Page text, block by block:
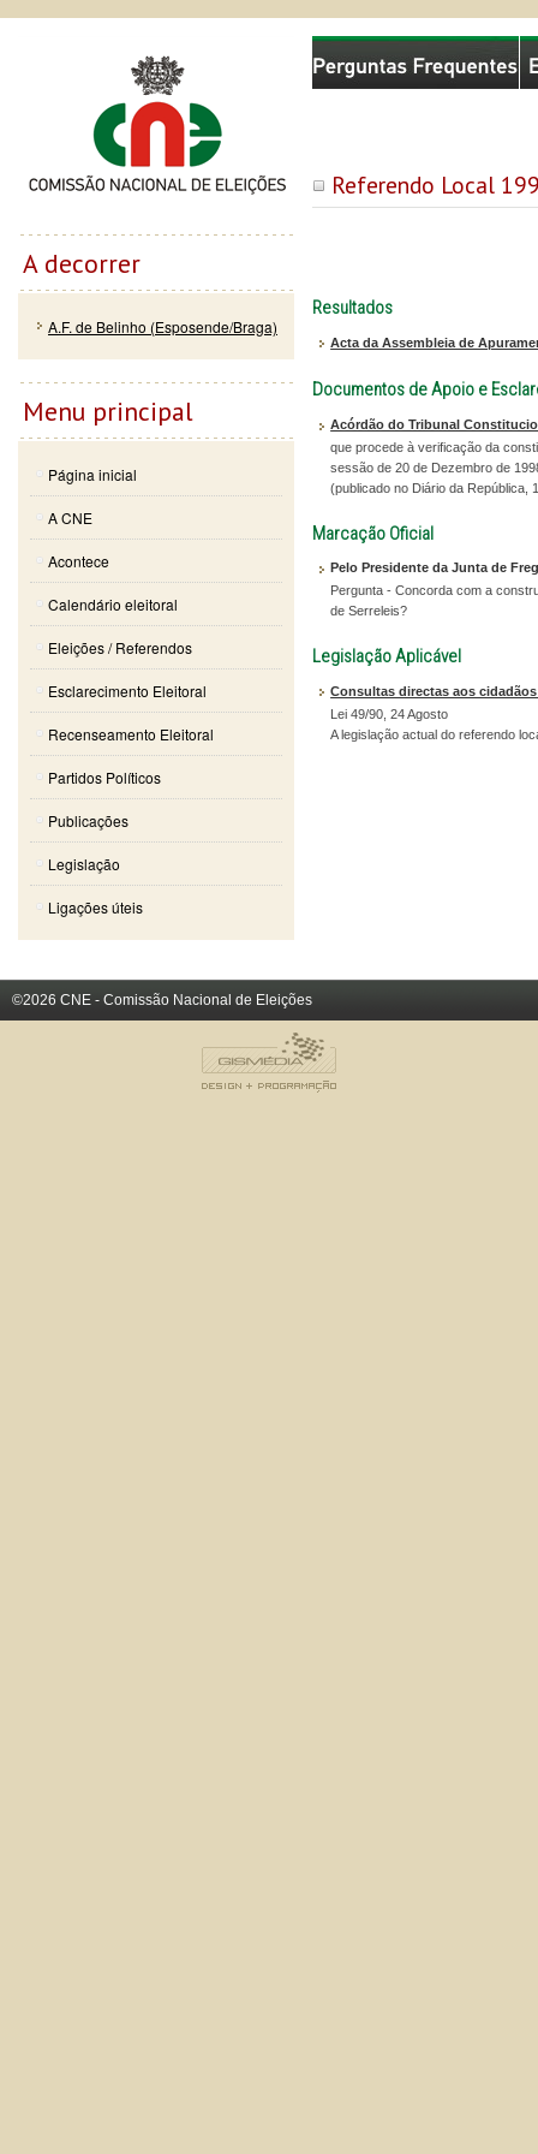
Referendo Local
Resultados
Acta da Assembleia de
Documentos de Apoio e
Acórdão do Tribunal
que procede à verificação da
sessão de 20 de Dezembro de
(publicado no Diário da República,
Marcação Oficial
Pelo Presidente da Junta de
Pergunta - Concorda com a
de Serreleis?
Legislação Aplicável
Consultas directas aos
Lei 49/90, 24 Agosto
A legislação actual do referendo
Comissão Nacional de Eleições
A decorrer
A.F. de Belinho (Esposende/Braga)
Menu principal
Página inicial
A CNE
Acontece
Calendário eleitoral
Eleições / Referendos
Esclarecimento Eleitoral
Recenseamento Eleitoral
Partidos Políticos
Publicações
Legislação
Ligações úteis
©2026 CNE - Comissão Nacional de Eleições